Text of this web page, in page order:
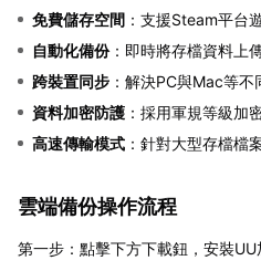
免費儲存空間 ：支援Steam平台
自動化備份：即時將存檔資料上
跨裝置同步 ：解決PC與Mac等
資料加密防護 ：採用軍規等級加
高速傳輸模式 ：針對大型存檔檔
雲端備份操作流程
第一步：點擊下方下載鈕，安裝UU